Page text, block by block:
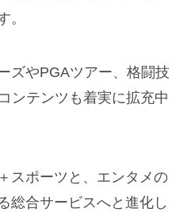
。
ズやPGAツアー、格闘技
ンテンツも着実に拡充中
スポーツと、エンタメの
総合サービスへと進化し